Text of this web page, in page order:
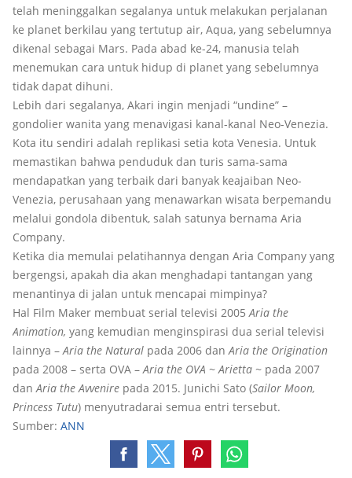
telah meninggalkan segalanya untuk melakukan perjalanan
ke planet berkilau yang tertutup air, Aqua, yang sebelumnya
dikenal sebagai Mars. Pada abad ke-24, manusia telah
menemukan cara untuk hidup di planet yang sebelumnya
tidak dapat dihuni.
Lebih dari segalanya, Akari ingin menjadi “undine” –
gondolier wanita yang menavigasi kanal-kanal Neo-Venezia.
Kota itu sendiri adalah replikasi setia kota Venesia. Untuk
memastikan bahwa penduduk dan turis sama-sama
mendapatkan yang terbaik dari banyak keajaiban Neo-
Venezia, perusahaan yang menawarkan wisata berpemandu
melalui gondola dibentuk, salah satunya bernama Aria
Company.
Ketika dia memulai pelatihannya dengan Aria Company yang
bergengsi, apakah dia akan menghadapi tantangan yang
menantinya di jalan untuk mencapai mimpinya?
Hal Film Maker membuat serial televisi 2005Aria the
Animation, yang kemudian menginspirasi dua serial televisi
lainnya –Aria the Natural pada 2006 danAria the Origination
pada 2008 – serta OVA –Aria the OVA ~ Arietta ~ pada 2007
danAria the Avvenire pada 2015. Junichi Sato (Sailor Moon,
Princess Tutu) menyutradarai semua entri tersebut.
Sumber: ANN